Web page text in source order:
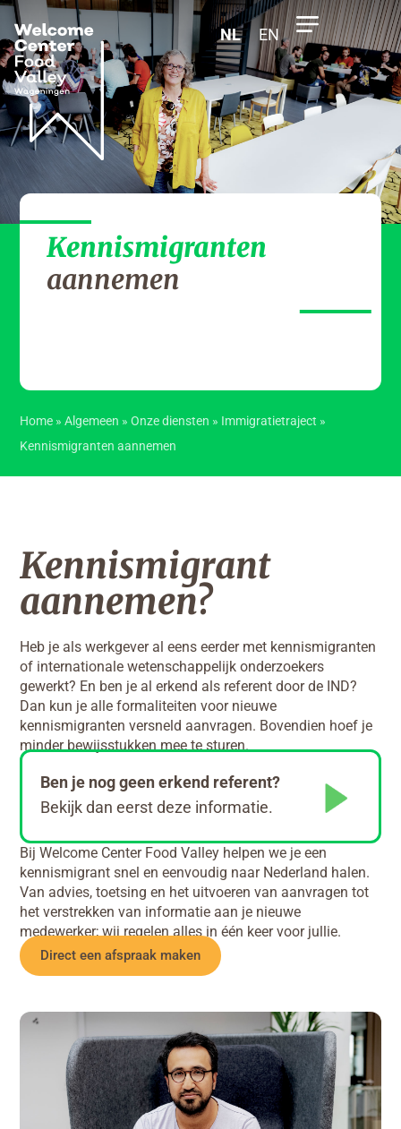
NL EN
Kennismigranten
aannemen
Home »Algemeen »Onze diensten » Immigratietraject »
Kennismigranten aannemen
Kennismigrant
aannemen?
Heb je als werkgever al eens eerder met kennismigranten
of internationale wetenschappelijk onderzoekers
gewerkt? En ben je al erkend als referent door de IND?
Dan kun je alle formaliteiten voor nieuwe
kennismigranten versneld aanvragen. Bovendien hoef je
minder bewijsstukken mee te sturen.
Ben je nog geen erkend referent?
Bekijk dan eerst deze informatie.
Bij Welcome Center Food Valley helpen we je een
kennismigrant snel en eenvoudig naar Nederland halen.
Van advies, toetsing en het uitvoeren van aanvragen tot
het verstrekken van informatie aan je nieuwe
medewerker; wij regelen alles in één keer voor jullie.
Direct een afspraak maken